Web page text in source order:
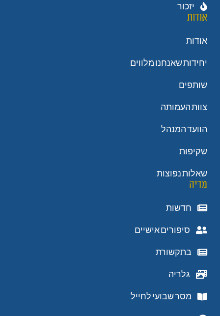
יזכור
אודות
אודות
יחידות שאנחנו מלווים
שותפים
צוות העמותה
הוועד המנהל
שקיפות
שאלות נפוצות
מדיה
חדשות
סיפורים אישיים
בתקשורת
גלריה
מסר שבועי לחייל